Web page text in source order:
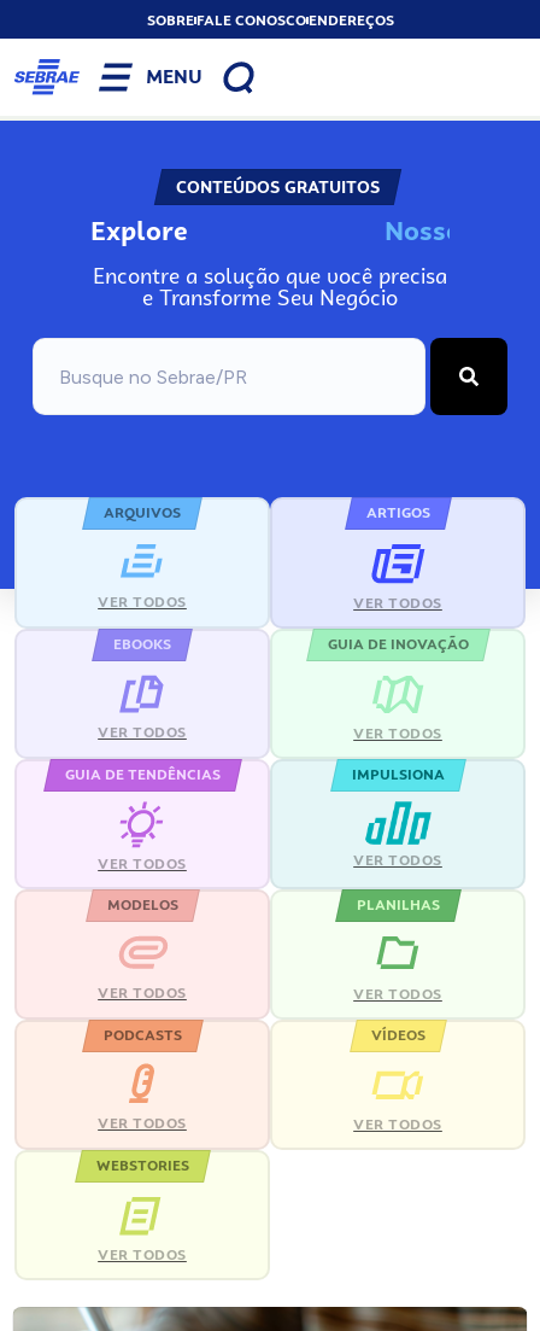
SOBREFALE CONOSCOENDEREÇOS
MENU
CONTEÚDOS GRATUITOS
Explore Nosso
Encontre a solução que você precisa
e Transforme Seu Negócio
ARQUIVOS
VER TODOS
ARTIGOS
VER TODOS
EBOOKS
VER TODOS
GUIA DE INOVAÇÃO
VER TODOS
GUIA DE TENDÊNCIAS
VER TODOS
IMPULSIONA
VER TODOS
MODELOS
VER TODOS
PLANILHAS
VER TODOS
PODCASTS
VER TODOS
VÍDEOS
VER TODOS
WEBSTORIES
VER TODOS